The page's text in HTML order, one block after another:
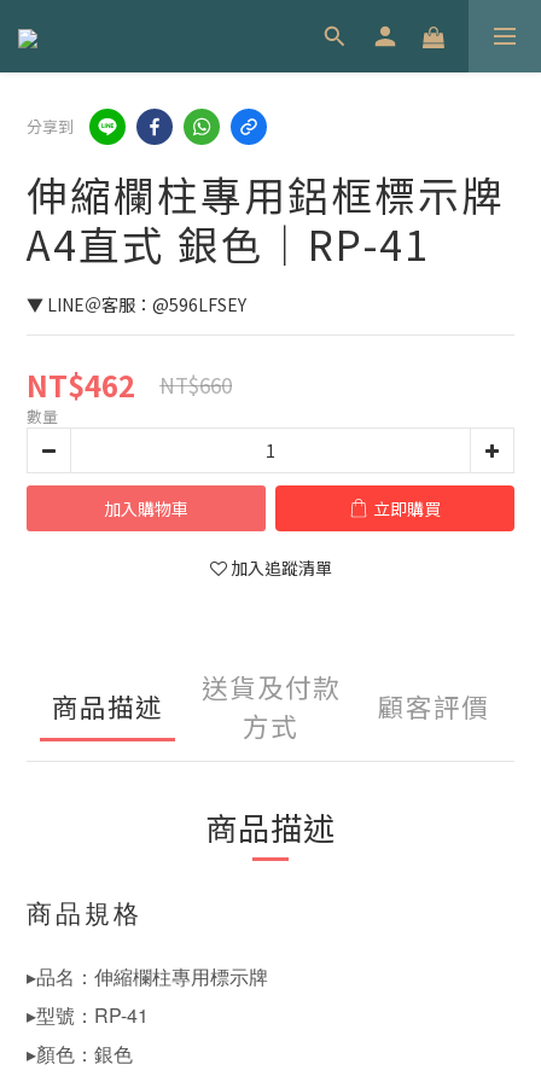
分享到
伸縮欄柱專用鋁框標示牌
A4直式 銀色｜RP-41
▼ LINE＠客服：@596LFSEY
NT$462 NT$660
數量
加入購物車 立即購買
加入追蹤清單
商品描述
送貨及付款
方式
顧客評價
商品描述
商品規格
▸品名：伸縮欄柱專用標示牌
▸型號：RP-41
▸顏色：銀色